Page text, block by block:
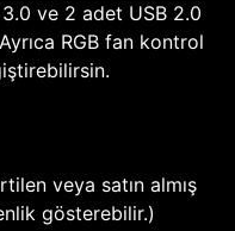
ve 2 adet USB 2.0
RGB fan kontrol
veya satın almış
gösterebilir.)